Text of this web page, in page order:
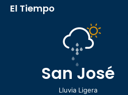
El Tiempo
San José
Lluvia Ligera